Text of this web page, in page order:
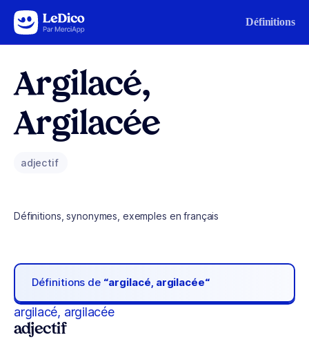
Aller au contenu Définitions
Argilacé,
Argilacée
adjectif
Définitions, synonymes, exemples en français
Définitions de “argilacé, argilacée“
argilacé, argilacée
adjectif